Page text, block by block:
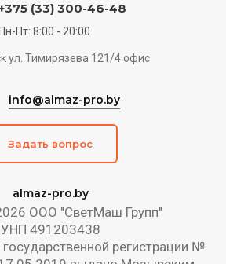
almaz-pro.by
ООО "СветМаш Групп"
УНП 491203438
регистрации №
(33) 300-46-48
Пн-Пт: 8:00 - 20:00
ул. Тимирязева 121/4 офис
info@almaz-pro.by
Задать вопрос